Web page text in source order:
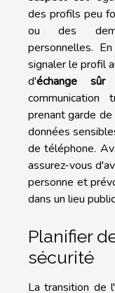
des profils peu
ou des
personnelles.
signaler le profil
d'échange
prenant garde
données
de téléphone.
assurez-vous
personne et
dans un lieu
Planifier
sécurité
La transition de